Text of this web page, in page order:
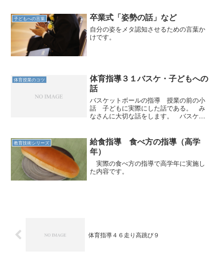
子どもへの言葉 卒業式「姿勢の話」など
自分の姿をメタ認知させるための言葉か
けです。
体育授業のコツ
体育指導３１バスケ・子どもへの
話
バスケットボールの指導 授業の前の小
話 子どもに実際にした話である。 み
なさんに大切な話をします。 バスケッ
当たり前やん、と。） 得点が入らない
と絶対に勝ちません。どれ...
教育技術シリーズ
給食指導 食べ方の指導（高学
年）
実際の食べ方の指導で高学年に実施し
た内容です。
体育指導４６走り高跳び９